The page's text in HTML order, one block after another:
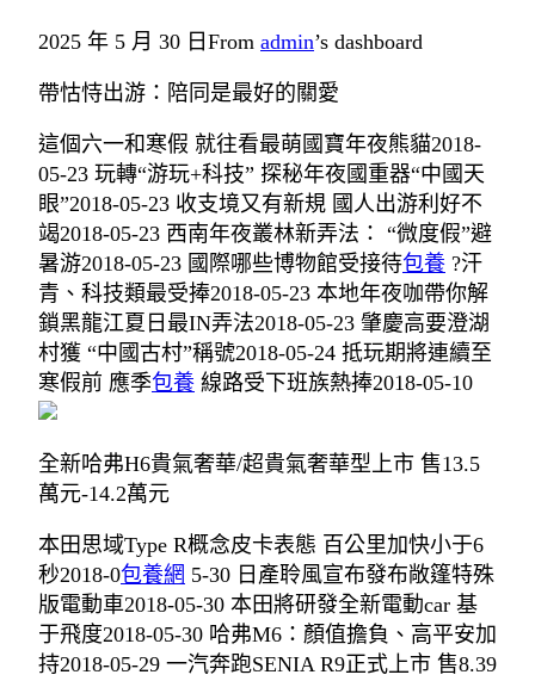
2025 年 5 月 30 日 From admin’s dashboard
帶怙恃出游：陪同是最好的關愛
這個六一和寒假 就往看最萌國寶年夜熊貓2018-
05-23 玩轉“游玩+科技” 探秘年夜國重器“中國天
眼”2018-05-23 收支境又有新規 國人出游利好不
竭2018-05-23 西南年夜叢林新弄法： “微度假”避
暑游2018-05-23 國際哪些博物館受接待包養 ?汗
青、科技類最受捧2018-05-23 本地年夜咖帶你解
鎖黑龍江夏日最IN弄法2018-05-23 肇慶高要澄湖
村獲 “中國古村”稱號2018-05-24 抵玩期將連續至
寒假前 應季包養 線路受下班族熱捧2018-05-10
全新哈弗H6貴氣奢華/超貴氣奢華型上市 售13.5
萬元-14.2萬元
本田思域Type R概念皮卡表態 百公里加快小于6
秒2018-0包養網 5-30 日產聆風宣布發布敞篷特殊
版電動車2018-05-30 本田將研發全新電動car 基
于飛度2018-05-30 哈弗M6：顏值擔負、高平安加
持2018-05-29 一汽奔跑SENIA R9正式上市 售8.39